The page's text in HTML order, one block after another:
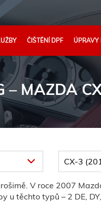
ČIŠTĚNÍ DPF ÚPRAVY
– MAZDA
V roce 2007
těchto typů – 2 DE,